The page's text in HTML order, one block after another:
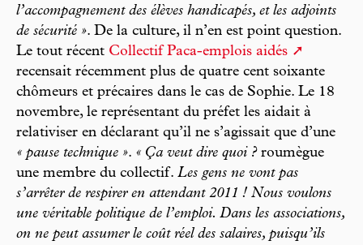
l’accompagnement des élèves handicapés, et les adjoints
de sécurité ». De la culture, il n’en est point question.
Le tout récent Collectif Paca-emplois aidés
recensait récemment plus de quatre cent soixante
chômeurs et précaires dans le cas de Sophie. Le 18
novembre, le représentant du préfet les aidait à
relativiser en déclarant qu’il ne s’agissait que d’une
« pause technique ». « Ça veut dire quoi ?roumègue
une membre du collectif. Les gens ne vont pas
s’arrêter de respirer en attendant 2011 ! Nous voulons
une véritable politique de l’emploi. Dans les associations,
on ne peut assumer le coût réel des salaires, puisqu’ils